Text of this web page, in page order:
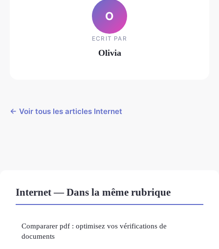
O
ECRIT PAR
Olivia
← Voir tous les articles Internet
Internet — Dans la même rubrique
Compararer pdf : optimisez vos vérifications de
documents